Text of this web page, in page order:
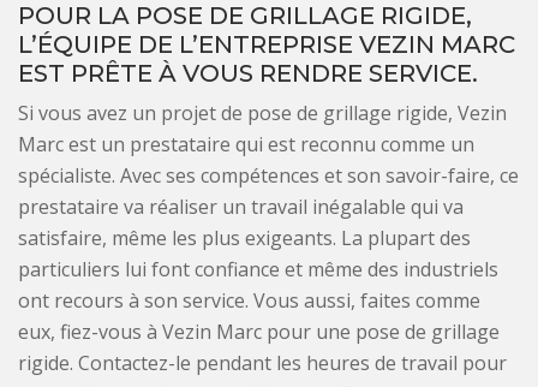
POUR LA POSE DE GRILLAGE RIGIDE,
L’ÉQUIPE DE L’ENTREPRISE VEZIN MARC
EST PRÊTE À VOUS RENDRE SERVICE.
Si vous avez un projet de pose de grillage rigide, Vezin
Marc est un prestataire qui est reconnu comme un
spécialiste. Avec ses compétences et son savoir-faire, ce
prestataire va réaliser un travail inégalable qui va
satisfaire, même les plus exigeants. La plupart des
particuliers lui font confiance et même des industriels
ont recours à son service. Vous aussi, faites comme
eux, fiez-vous à Vezin Marc pour une pose de grillage
rigide. Contactez-le pendant les heures de travail pour